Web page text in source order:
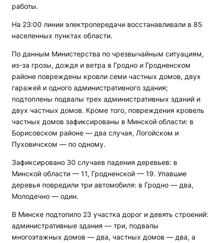
работы.
На 23:00 линии электропередачи восстанавливали в 85
населенных пунктах области.
По данным Министерства по чрезвычайным ситуациям,
из-за грозы, дождя и ветра в Гродно и Гродненском
районе повреждены кровли семи частных домов, двух
гаражей и одного административного здания;
подтоплены подвалы трех административных зданий и
двух частных домов. Кроме того, повреждения кровель
частных домов зафиксированы в Минской области: в
Борисовском районе — два случая, Логойском и
Пуховичском — по одному.
Зафиксировано 30 случаев падения деревьев: в
Минской области — 11, Гродненской — 19. Упавшие
деревья повредили три автомобиля: в Гродно — два,
Молодечно — один.
В Минске подтопило 23 участка дорог и девять строений:
административные здания — три, подвалы
многоэтажных домов — два, частных домов — два, а